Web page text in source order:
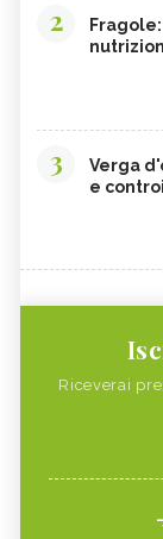
2
3
Verga
e
Riceverai